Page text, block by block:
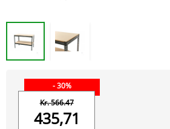
- 30%
Kr. 566.47
435,71